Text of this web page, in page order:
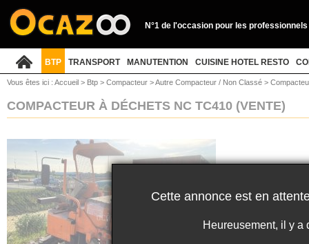
N°1 de l'occasion pour les professionnels
BTP TRANSPORT MANUTENTION CUISINE HOTEL RESTO
Vous êtes ici : Accueil > Btp > Compacteur >Autre Compacteur / Non Classé >
COMPACTEUR À DÉCHETS NC TC410 (VENTE)
Cette annonce est en
Heureusement, il y a